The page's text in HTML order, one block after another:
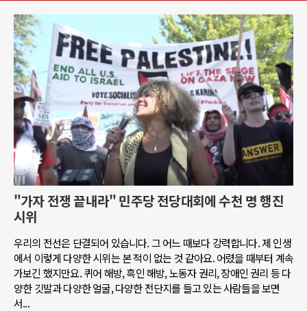
"가자 전쟁 끝내라" 민주당 전당대회에 수천 명 행진
시위
우리의 전선은 단결되어 있습니다. 그 어느 때보다 강력합니다. 제 인생
에서 이렇게 다양한 시위는 본 적이 없는 것 같아요. 어렸을 때부터 계속
가보긴 했지만요. 퀴어 해방, 흑인 해방, 노동자 권리, 장애인 권리 등 다
양한 깃발과 다양한 얼굴, 다양한 전단지를 들고 있는 사람들을 보면
서...